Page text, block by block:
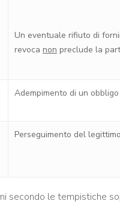
Un eventuale rifiuto di
revoca non preclude la
Adempimento di un
Perseguimento del
secondo le tempistiche